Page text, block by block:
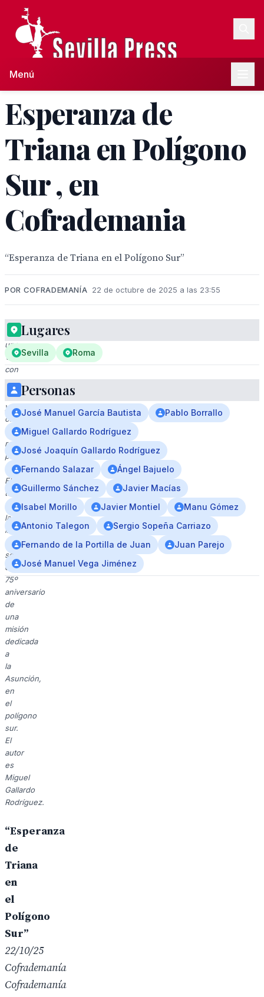
Menú
Esperanza de
Triana en Polígono
Sur , en
Cofrademania
“Esperanza de Triana en el Polígono Sur”
POR COFRADEMANÍA 22 de octubre de 2025 a las 23:55
una
Virgen
con
un
manto
y
corona
dorada,
rodeada
por
flores.
El
texto
en
la
imagen
es
sobre
el
75º
aniversario
de
una
misión
dedicada
a
la
Asunción,
en
el
polígono
sur.
El
autor
es
Miguel
Gallardo
Rodríguez.
“Esperanza
de
Triana
en
el
Polígono
Sur”
22/10/25
Cofrademanía
Cofrademanía
Lugares
Sevilla Roma
Personas
José Manuel García Bautista
Pablo Borrallo
Miguel Gallardo Rodríguez
José Joaquín Gallardo Rodríguez
Fernando Salazar
Ángel Bajuelo
Guillermo Sánchez
Javier Macías
Isabel Morillo
Javier Montiel
Manu Gómez
Antonio Talegon
Sergio Sopeña Carriazo
Fernando de la Portilla de Juan
Juan Parejo
José Manuel Vega Jiménez